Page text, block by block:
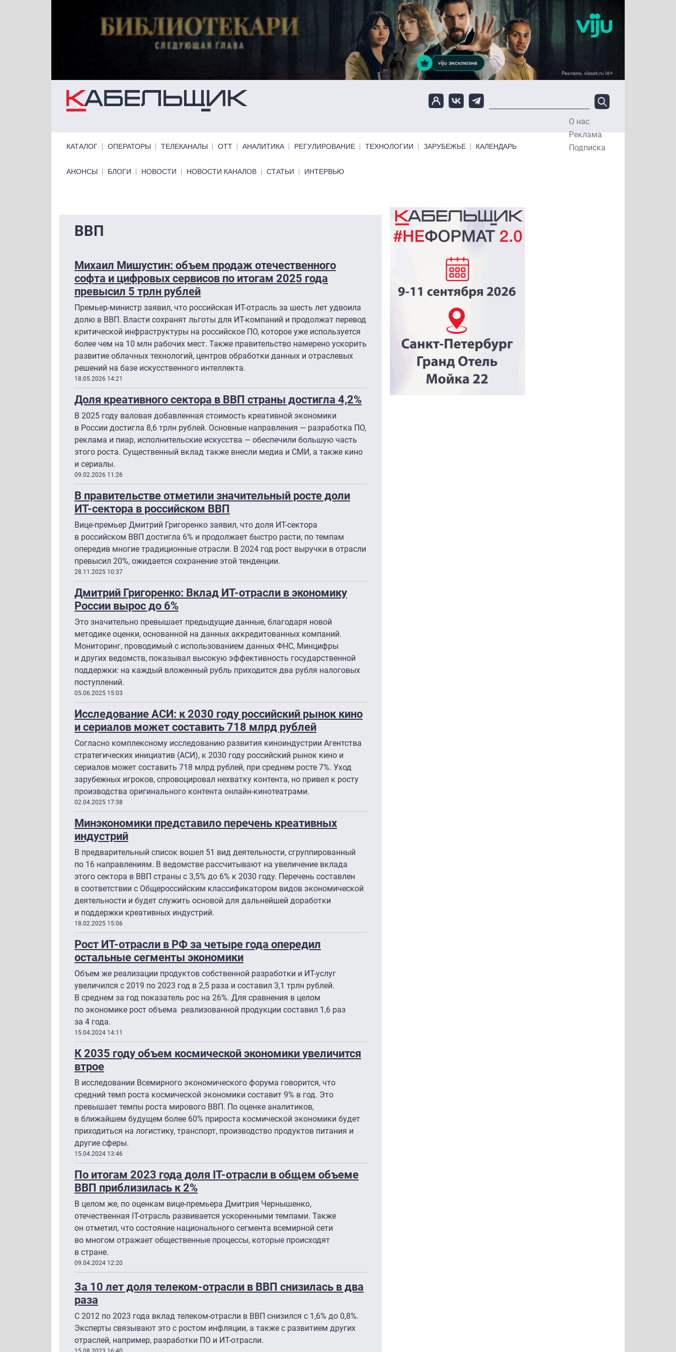
О нас
Реклама
Подписка
КАТАЛОГ ОПЕРАТОРЫ ТЕЛЕКАНАЛЫ ОТТ АНАЛИТИКА РЕГУЛИРОВАНИЕ ТЕХНОЛОГИИ ЗАРУБЕЖЬЕ КАЛЕНДАРЬ
Primary links bottom
АНОНСЫ БЛОГИ НОВОСТИ НОВОСТИ КАНАЛОВ СТАТЬИ ИНТЕРВЬЮ
ВВП
Михаил Мишустин: объем продаж отечественного
софта и цифровых сервисов по итогам 2025 года
превысил 5 трлн рублей
Премьер-министр заявил, что российская ИТ-отрасль за шесть лет удвоила
долю в ВВП. Власти сохранят льготы для ИТ-компаний и продолжат перевод
критической инфраструктуры на российское ПО, которое уже используется
более чем на 10 млн рабочих мест. Также правительство намерено ускорить
развитие облачных технологий, центров обработки данных и отраслевых
решений на базе искусственного интеллекта.
18.05.2026 14:21
Доля креативного сектора в ВВП страны достигла 4,2%
В 2025 году валовая добавленная стоимость креативной экономики
в России достигла 8,6 трлн рублей. Основные направления — разработка ПО,
реклама и пиар, исполнительские искусства — обеспечили большую часть
этого роста. Существенный вклад также внесли медиа и СМИ, а также кино
и сериалы.
09.02.2026 11:26
В правительстве отметили значительный росте доли
ИТ-сектора в российском ВВП
Вице-премьер Дмитрий Григоренко заявил, что доля ИТ-сектора
в российском ВВП достигла 6% и продолжает быстро расти, по темпам
опередив многие традиционные отрасли. В 2024 год рост выручки в отрасли
превысил 20%, ожидается сохранение этой тенденции.
28.11.2025 10:37
Дмитрий Григоренко: Вклад ИТ-отрасли в экономику
России вырос до 6%
Это значительно превышает предыдущие данные, благодаря новой
методике оценки, основанной на данных аккредитованных компаний.
Мониторинг, проводимый с использованием данных ФНС, Минцифры
и других ведомств, показывал высокую эффективность государственной
поддержки: на каждый вложенный рубль приходится два рубля налоговых
поступлений.
05.06.2025 15:03
Исследование АСИ: к 2030 году российский рынок кино
и сериалов может составить 718 млрд рублей
Согласно комплексному исследованию развития киноиндустрии Агентства
стратегических инициатив (АСИ), к 2030 году российский рынок кино и
сериалов может составить 718 млрд рублей, при среднем росте 7%. Уход
зарубежных игроков, спровоцировал нехватку контента, но привел к росту
производства оригинального контента онлайн-кинотеатрами.
02.04.2025 17:38
Минэкономики представило перечень креативных
индустрий
В предварительный список вошел 51 вид деятельности, сгруппированный
по 16 направлениям. В ведомстве рассчитывают на увеличение вклада
этого сектора в ВВП страны с 3,5% до 6% к 2030 году. Перечень составлен
в соответствии с Общероссийским классификатором видов экономической
деятельности и будет служить основой для дальнейшей доработки
и поддержки креативных индустрий.
18.02.2025 15:06
Рост ИТ-отрасли в РФ за четыре года опередил
остальные сегменты экономики
Объем же реализации продуктов собственной разработки и ИТ-услуг
увеличился с 2019 по 2023 год в 2,5 раза и составил 3,1 трлн рублей.
В среднем за год показатель рос на 26%. Для сравнения в целом
по экономике рост объема реализованной продукции составил 1,6 раз
за 4 года.
15.04.2024 14:11
К 2035 году объем космической экономики увеличится
втрое
В исследовании Всемирного экономического форума говорится, что
средний темп роста космической экономики составит 9% в год. Это
превышает темпы роста мирового ВВП. По оценке аналитиков,
в ближайшем будущем более 60% прироста космической экономики будет
приходиться на логистику, транспорт, производство продуктов питания и
другие сферы.
15.04.2024 13:46
По итогам 2023 года доля IТ-отрасли в общем объеме
ВВП приблизилась к 2%
В целом же, по оценкам вице-премьера Дмитрия Чернышенко,
отечественная IТ-отрасль развивается ускоренными темпами. Также
он отметил, что состояние национального сегмента всемирной сети
во многом отражает общественные процессы, которые происходят
в стране.
09.04.2024 12:20
За 10 лет доля телеком-отрасли в ВВП снизилась в два
раза
С 2012 по 2023 года вклад телеком-отрасли в ВВП снизился с 1,6% до 0,8%.
Эксперты связывают это с ростом инфляции, а также с развитием других
отраслей, например, разработки ПО и ИТ-отрасли.